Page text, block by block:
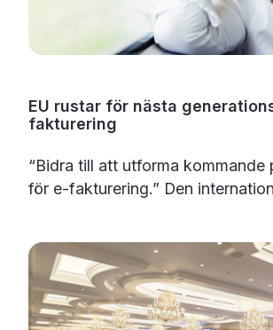
EU rustar för nästa
fakturering
“Bidra till att utforma kommande
för e-fakturering.” Den